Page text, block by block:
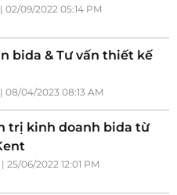
02/09/2022 05:14 PM
bida & Tư vấn thiết kế
08/04/2023 08:13 AM
trị kinh doanh bida từ
06/2022 12:01 PM